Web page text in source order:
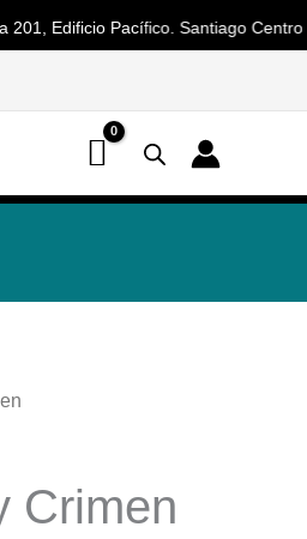
Pacífico. Santiago Centro 🕐
Crimen
📢 ¡OFERTAS! 🔥